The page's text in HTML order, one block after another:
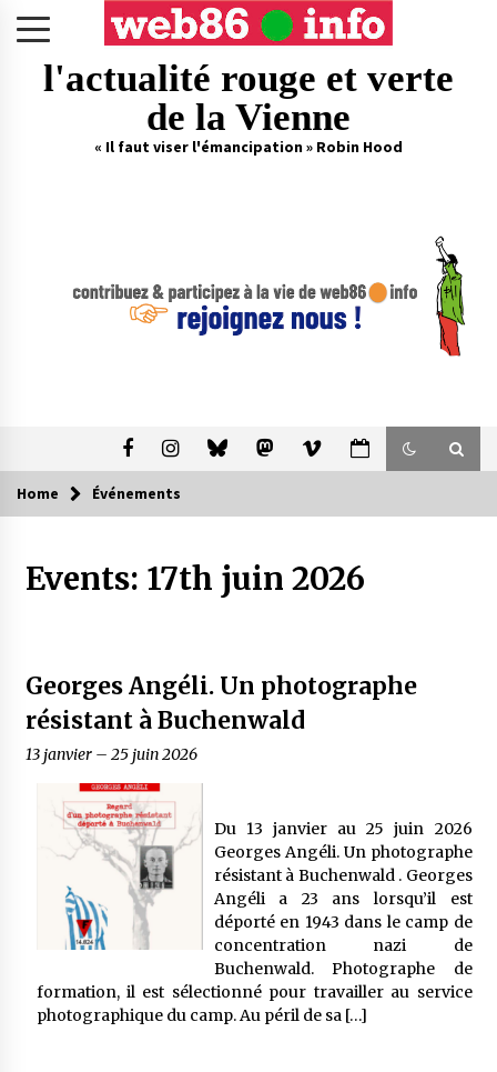
l'actualité rouge et verte
de la Vienne
« Il faut viser l'émancipation » Robin Hood
Home Événements
Events: 17th juin 2026
Georges Angéli. Un photographe
résistant à Buchenwald
13 janvier– 25 juin 2026
Du 13 janvier au 25 juin 2026
Georges Angéli. Un photographe
résistant à Buchenwald . Georges
Angéli a 23 ans lorsqu’il est
déporté en 1943 dans le camp de
concentration nazi de
Buchenwald. Photographe de
formation, il est sélectionné pour travailler au service
photographique du camp. Au péril de sa […]